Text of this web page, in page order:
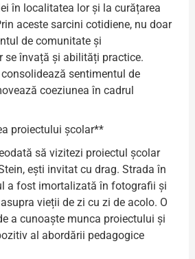
în localitatea lor și la curățarea
aceste sarcini cotidiene, nu doar
de comunitate și
se învață și abilități practice.
sentimentul de
coeziunea în cadrul
proiectului școlar**
să vizitezi proiectul școlar
ești invitat cu drag. Strada în
a fost imortalizată în fotografii și
vieții de zi cu zi de acolo. O
a cunoaște munca proiectului și
al abordării pedagogice